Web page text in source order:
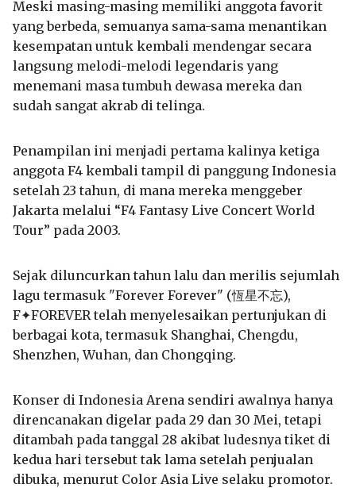
Meski masing-masing memiliki anggota favorit
yang berbeda, semuanya sama-sama menantikan
kesempatan untuk kembali mendengar secara
langsung melodi-melodi legendaris yang
menemani masa tumbuh dewasa mereka dan
sudah sangat akrab di telinga.
Penampilan ini menjadi pertama kalinya ketiga
anggota F4 kembali tampil di panggung Indonesia
setelah 23 tahun, di mana mereka menggeber
Jakarta melalui “F4 Fantasy Live Concert World
Tour” pada 2003.
Sejak diluncurkan tahun lalu dan merilis sejumlah
lagu termasuk "Forever Forever" (恆星不忘),
F✦FOREVER telah menyelesaikan pertunjukan di
berbagai kota, termasuk Shanghai, Chengdu,
Shenzhen, Wuhan, dan Chongqing.
Konser di Indonesia Arena sendiri awalnya hanya
direncanakan digelar pada 29 dan 30 Mei, tetapi
ditambah pada tanggal 28 akibat ludesnya tiket di
kedua hari tersebut tak lama setelah penjualan
dibuka, menurut Color Asia Live selaku promotor.